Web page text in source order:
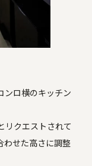
ンロ横のキッチン
リクエストされて
わせた高さに調整